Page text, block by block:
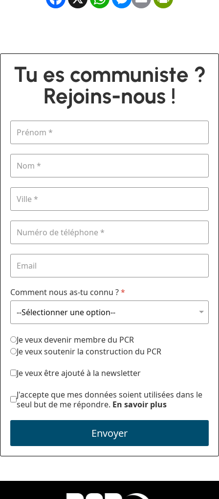
Tu es communiste ?
Rejoins-nous !
Comment nous as-tu connu ?*
Je veux devenir membre du PCR
Je veux soutenir la construction du PCR
Je veux être ajouté à la newsletter
J'accepte que mes données soient utilisées dans le
seul but de me répondre. En savoir plus
Envoyer